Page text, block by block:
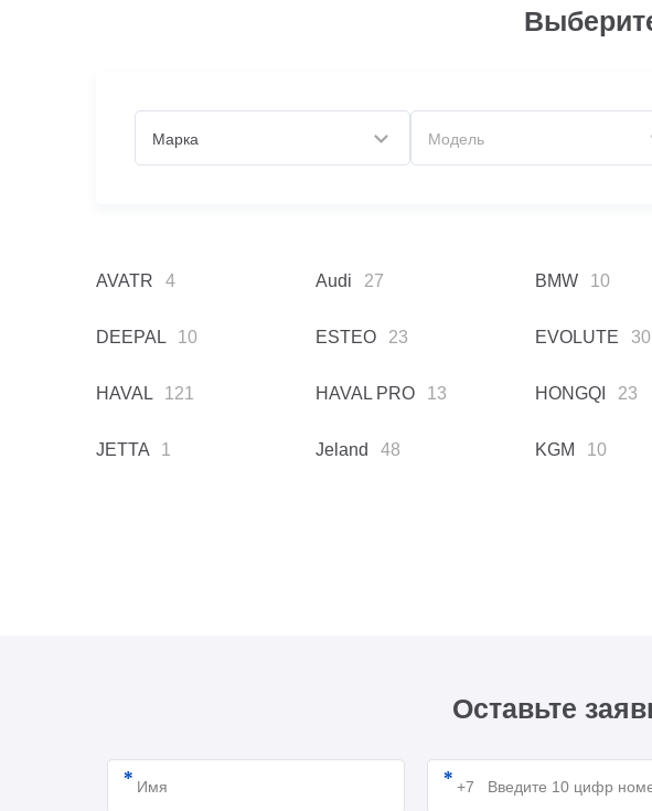
Марка Модель
AVATR 4 Audi 27 BMW 10
DEEPAL 10 ESTEO 23 EVOLUTE 30
HAVAL 121 HAVAL PRO 13 HONGQI 23
JETTA 1 Jeland 48 KGM 10
Оставьте